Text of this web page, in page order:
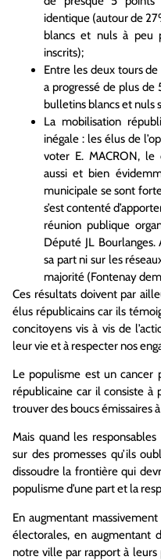
identique (autour de
blancs et nuls à peu
inscrits);
Entre les deux tours
a progressé de plus de
bulletins blancs et nuls
La mobilisation
inégale : les élus de
voter E. MACRON, le
aussi et bien
municipale se sont
s’est contenté
réunion publique
Député JL
sa part ni sur les
majorité (Fontenay
Ces résultats doivent par
élus républicains car ils
concitoyens vis à vis de
leur vie et à respecter nos
Le populisme est un cancer
républicaine car il consiste
trouver des boucs émissaires
Mais quand les
sur des promesses qu’ils
dissoudre la frontière qui
populisme d’une part et la
En augmentant
électorales, en augmentant
notre ville par rapport à leurs